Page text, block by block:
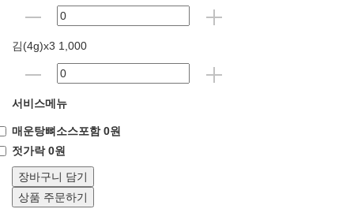
김(4g)x3 1,000
서비스메뉴
매운탕뼈소스포함 0원
젓가락 0원
장바구니 담기
상품 주문하기